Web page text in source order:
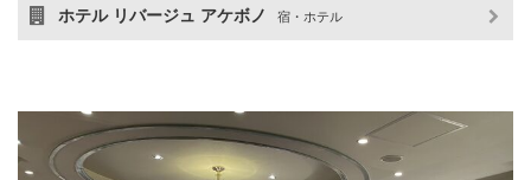
ホテル リバージュ アケボノ 宿・ホテル